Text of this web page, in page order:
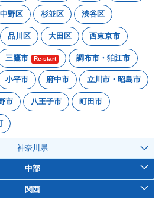
中野区 杉並区 渋谷区
品川区 大田区 西東京市
三鷹市 Re-start 調布市・狛江市
小平市 府中市 立川市・昭島市
市 八王子市 町田市
神奈川県
中部
関西